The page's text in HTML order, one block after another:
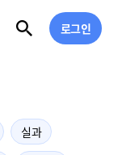
로그인
실과